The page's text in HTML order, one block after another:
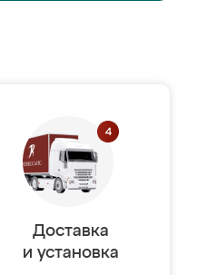
Доставка
и установка